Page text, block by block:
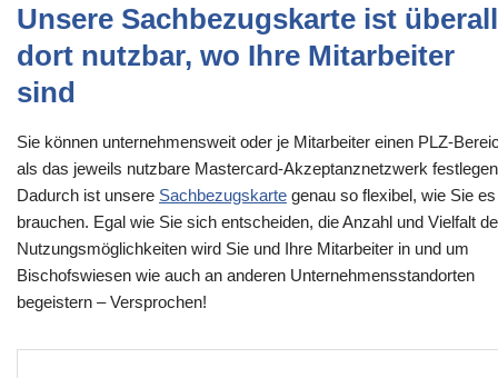
Unsere Sachbezugskarte ist überall
dort nutzbar, wo Ihre Mitarbeiter
sind
Sie können unternehmensweit oder je Mitarbeiter einen PLZ-
als das jeweils nutzbare Mastercard-Akzeptanznetzwerk
Dadurch ist unsere Sachbezugskarte genau so flexibel, wie Sie es
brauchen. Egal wie Sie sich entscheiden, die Anzahl und Vielfalt
Nutzungsmöglichkeiten wird Sie und Ihre Mitarbeiter in und um
Bischofswiesen wie auch an anderen Unternehmensstandorten
begeistern – Versprochen!